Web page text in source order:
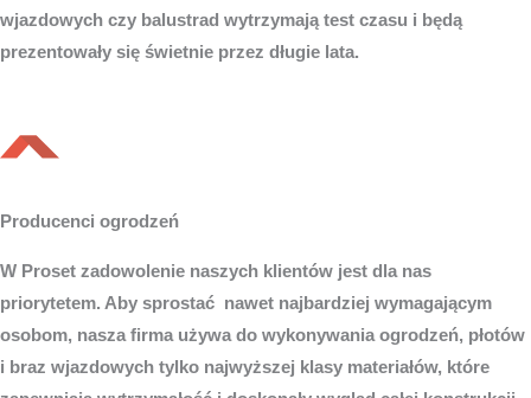
wjazdowych czy balustrad wytrzymają test czasu i będą
prezentowały się świetnie przez długie lata.
Producenci ogrodzeń
W Proset zadowolenie naszych klientów jest dla nas
priorytetem. Aby sprostać nawet najbardziej wymagającym
osobom, nasza firma używa do wykonywania ogrodzeń, płotów
i braz wjazdowych tylko najwyższej klasy materiałów, które